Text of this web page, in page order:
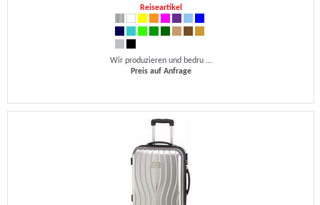
Reiseartikel
Wir produzieren und bedru ...
Preis auf Anfrage